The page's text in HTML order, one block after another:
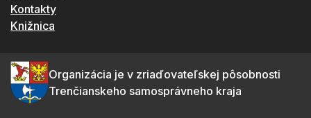
Kontakty
Knižnica
Organizácia je v zriaďovateľskej pôsobnosti
Trenčianskeho samosprávneho kraja